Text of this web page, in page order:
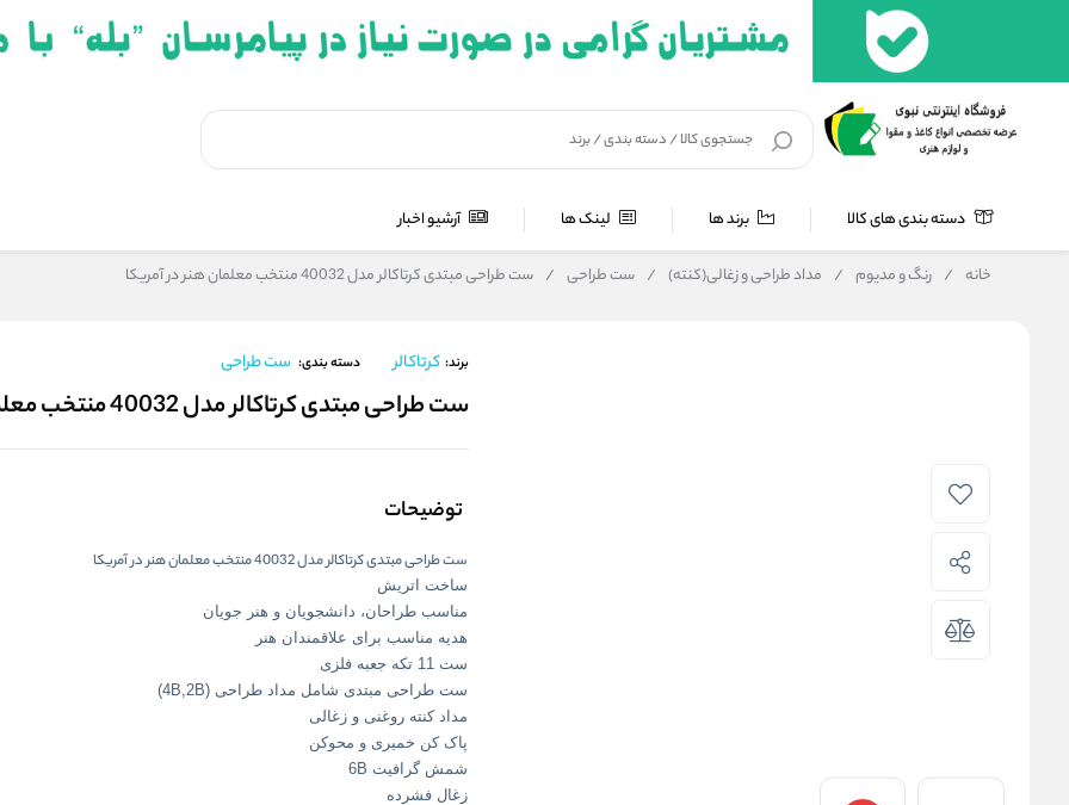
دسته بندی های کالا برند ها لینک ها آرشیو اخبار
خانه / رنگ و مدیوم / مداد طراحی و زغالی(کنته) / ست طراحی / ست طراحی مبتدی کرتاکالر مدل 40032 منتخب معلمان هنر در آمریکا
برند: کرتاکالر دسته بندی: ست طراحی
ست طراحی مبتدی کرتاکالر مدل 40032 منتخب معلمان هنر در آمریکا
توضیحات
ست طراحی مبتدی کرتاکالر مدل 40032 منتخب معلمان هنر در آمریکا
ساخت اتریش
مناسب طراحان، دانشجویان و هنر جویان
هدیه مناسب برای علاقمندان هنر
ست 11 تکه جعبه فلزی
ست طراحی مبتدی شامل مداد طراحی (4B,2B)
مداد کنته روغنی و زغالی
پاک کن خمیری و محوکن
شمش گرافیت 6B
زغال فشرده